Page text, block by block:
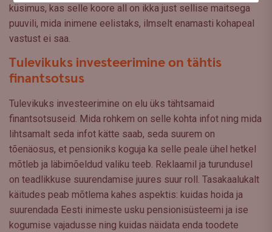
küsimus, kas selle koore all on ikka just sellise maitsega
puuvili, mida inimene eelistaks, ilmselt enamasti kohapeal
vastust ei saa.
Tulevikuks investeerimine on tähtis
finantsotsus
Tulevikuks investeerimine on elu üks tähtsamaid
finantsotsuseid. Mida rohkem on selle kohta infot ning mida
lihtsamalt seda infot kätte saab, seda suurem on
tõenäosus, et pensioniks koguja ka selle peale ühel hetkel
mõtleb ja läbimõeldud valiku teeb. Reklaamil ja turundusel
on teadlikkuse suurendamise juures suur roll. Tasakaalukalt
käitudes peab mõtlema kahes aspektis: kuidas hoida ja
suurendada Eesti inimeste usku pensionisüsteemi ja ise
kogumise vajadusse ning kuidas näidata enda toodete